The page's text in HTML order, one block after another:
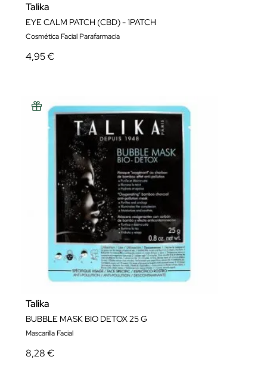
Talika
EYE CALM PATCH (CBD) - 1PATCH
Cosmética Facial Parafarmacia
4,95 €
Talika
BUBBLE MASK BIO DETOX 25 G
Mascarilla Facial
8,28 €